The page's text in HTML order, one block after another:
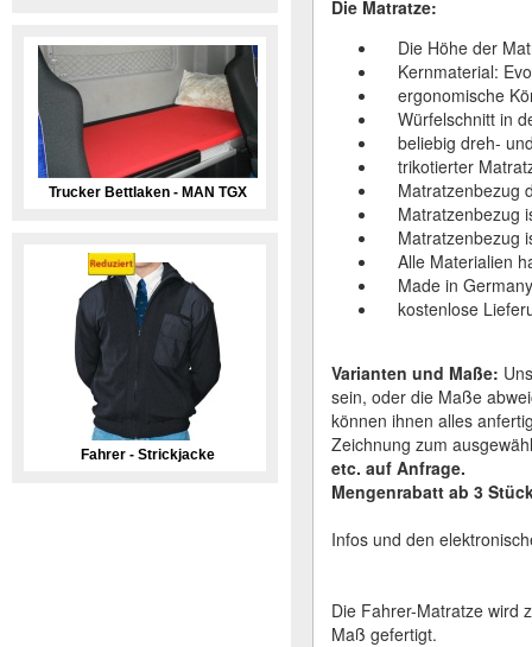
Trucker Bettlaken - MAN TGX
Fahrer - Strickjacke
Die Matratze:
Die Höhe der
Kernmaterial:
ergonomische
Würfelschnitt in
beliebig dreh-
trikotierter
Matratzenbezug
Matratzenbezug
Matratzenbezug
Alle Materialien
Made in Germany
kostenlose
Varianten und Maße:
sein, oder die Maße
können ihnen alles
Zeichnung zum
etc. auf Anfrage.
Mengenrabatt ab 3
Infos und den
Die Fahrer-Matratze wird
Maß gefertigt.